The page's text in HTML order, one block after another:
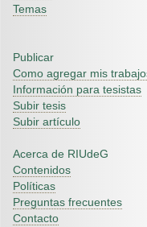
Temas
Publicar
Como agregar mis
Información para tesistas
Subir tesis
Subir artículo
Acerca de RIUdeG
Contenidos
Políticas
Preguntas frecuentes
Contacto